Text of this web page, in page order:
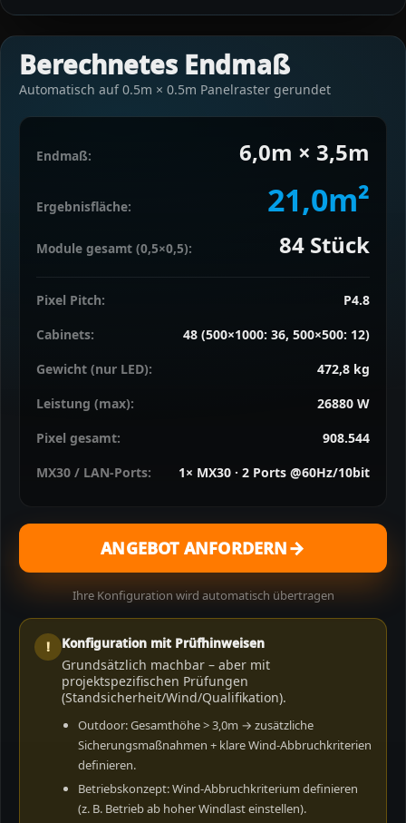
Berechnetes Endmaß
Automatisch auf 0.5m × 0.5m Panelraster gerundet
Endmaß: 6,0m × 3,5m
Ergebnisfläche: 21,0m²
Module gesamt (0,5×0,5): 84 Stück
Pixel Pitch:
P4.8
Cabinets:
48 (500×1000: 36, 500×500: 12)
Gewicht (nur LED):
472,8 kg
Leistung (max):
26880 W
Pixel gesamt:
908.544
MX30 / LAN-Ports:
1× MX30 · 2 Ports @60Hz/10bit
ANGEBOT ANFORDERN→
Ihre Konfiguration wird automatisch übertragen
!
Konfiguration mit Prüfhinweisen
Grundsätzlich machbar – aber mit
projektspezifischen Prüfungen
(Standsicherheit/Wind/Qualifikation).
Outdoor: Gesamthöhe > 3,0m → zusätzliche
Sicherungsmaßnahmen + klare Wind-Abbruchkriterien
definieren.
Betriebskonzept: Wind-Abbruchkriterium definieren
(z. B. Betrieb ab hoher Windlast einstellen).